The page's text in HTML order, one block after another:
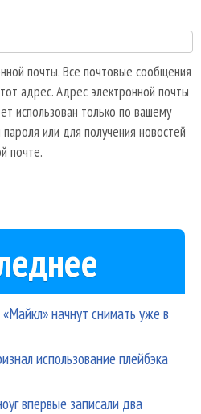
почты. Все почтовые сообщения
адрес. Адрес электронной почты
использован только по вашему
или для получения новостей
почте.
начнут снимать уже в
использование плейбэка
впервые записали два